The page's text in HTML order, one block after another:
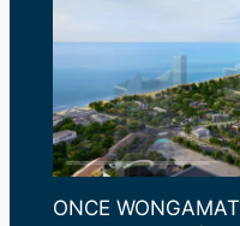
ONCE WONGAMAT